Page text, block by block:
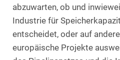
abzuwarten, ob und
Industrie für
entscheidet, oder auf
europäische Projekte